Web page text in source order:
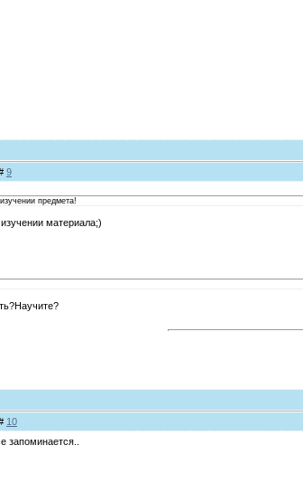
9
предмета!
материала;)
10
запоминается..